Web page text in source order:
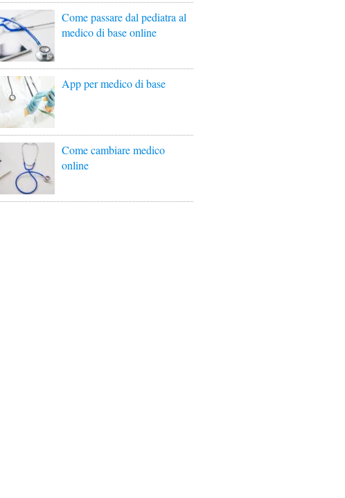
Come passare dal pediatra al
medico di base online
App per medico di base
Come cambiare medico
online